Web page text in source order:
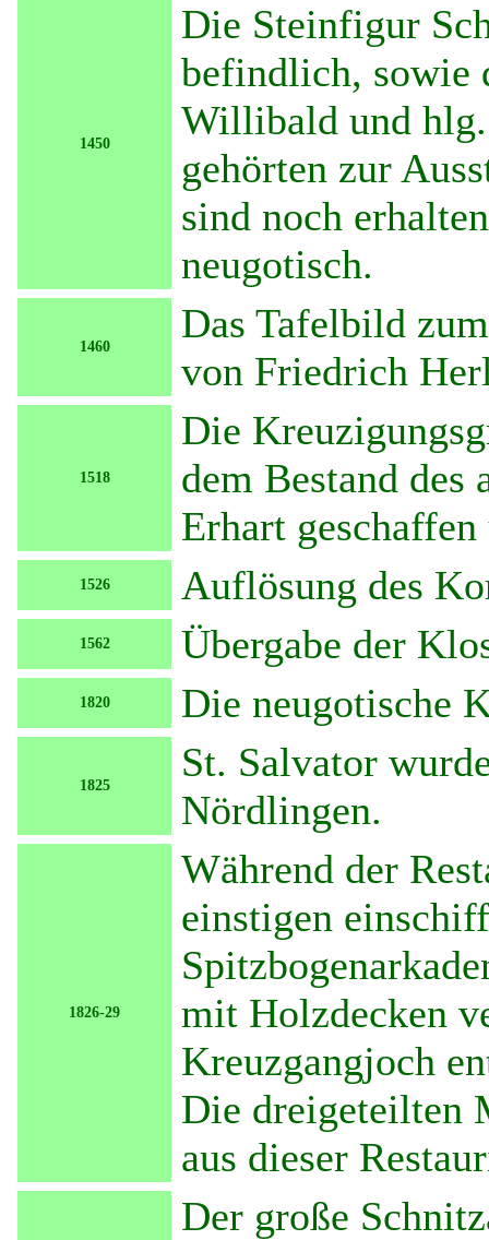
1450
Die Steinfigur
befindlich, sowie
Willibald und
gehörten zur
sind noch
neugotisch.
1460
Das Tafelbild
von Friedrich
1518
Die
dem Bestand
Erhart
1526 Auflösung des
1562 Übergabe der
1820 Die neugotische
1825
St. Salvator
Nördlingen.
1826-29
Während der
einstigen
mit Holzdecken
Kreuzgangjoch
Die dreigeteilten
aus dieser
Der große